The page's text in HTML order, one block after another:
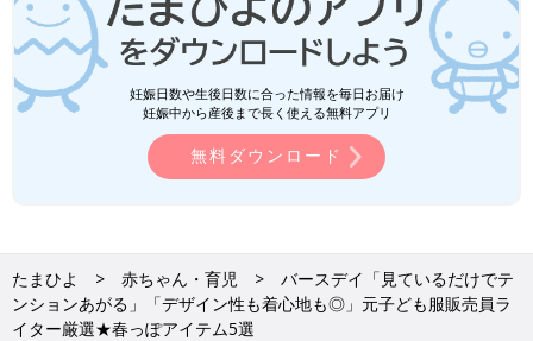
ココ）」のブラウス。くすみブルーの絶妙な色味が、とっても春
らしいですよね♪ ガーゼ素材なので、やわらかく、通気性が高い
のも◎。この投稿のようなブルー×ブラウンの今っぽコーデはも
ちろん、ホワイトやブラック、ベージュ系と合わせるのもおすす
GUキッズ「春色ピンクがおしゃれ！」
のキャップやニットなど、どれもおしゃれでお
出かけが楽しくなるものばかり♪ 今回は、そん
なGUキッズの買うべきアイテムをご紹介しま
妊娠日数や生後日数に合った情報を毎日お届け
妊娠中から産後まで長く使える無料アプリ
無料ダウンロード
たまひよ 赤ちゃん・育児
バースデイ「見ているだけでテ
ンションあがる」「デザイン性も着心地も◎」元子ども服販売員ラ
イター厳選★春っぽアイテム5選